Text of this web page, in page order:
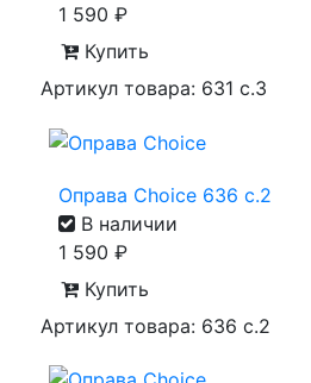
1 590 ₽
Купить
Артикул товара: 631 с.3
Оправа Choice 636 с.2
В наличии
1 590 ₽
Купить
Артикул товара: 636 с.2